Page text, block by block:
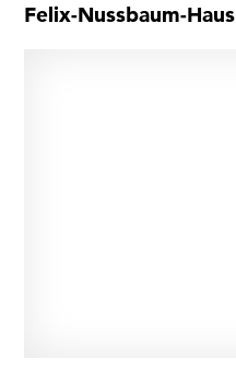
Felix-Nussbaum-Haus